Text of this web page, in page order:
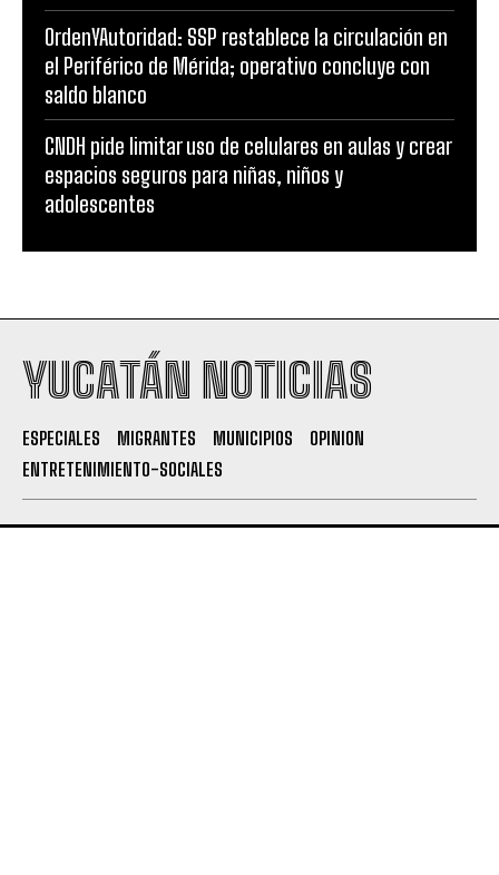
OrdenYAutoridad: SSP restablece la circulación en
el Periférico de Mérida; operativo concluye con
saldo blanco
CNDH pide limitar uso de celulares en aulas y crear
espacios seguros para niñas, niños y
adolescentes
YUCATÁN NOTICIAS
ESPECIALES MIGRANTES MUNICIPIOS
OPINION
ENTRETENIMIENTO-SOCIALES